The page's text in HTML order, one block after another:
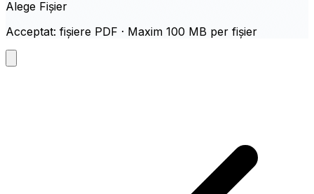
Alege Fișier
Acceptat: fișiere PDF · Maxim 100 MB per fișier